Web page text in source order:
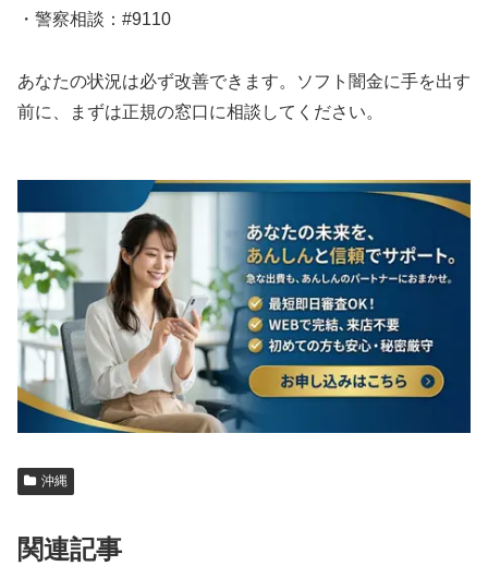
・警察相談：#9110
あなたの状況は必ず改善できます。ソフト闇金に手を出す
前に、まずは正規の窓口に相談してください。
沖縄
関連記事